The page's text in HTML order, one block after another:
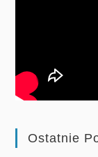
Ostatnie